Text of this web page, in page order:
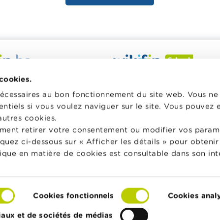
au bon fonctionnement du site web. Vous
si vous voulez naviguer sur le site. Vous pouvez
cookies.
retirer votre consentement ou modifier vos
ci-dessous sur « Afficher les détails » pour
en matière de cookies est consultable dans son
Cookies fonctionnels Cookies
et de sociétés de médias
vous aider dans vos
une information
fiable et pratique. Il est
lien avec les acteurs
sur Wikifin
pédagogique varié et des
les aider à faire de l’éducation
classe.
Vers Wikifin School
© FSMA